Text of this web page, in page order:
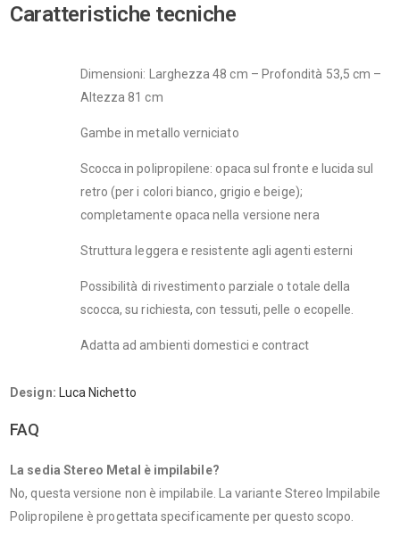
Caratteristiche tecniche
Dimensioni: Larghezza 48 cm – Profondità 53,5 cm –
Altezza 81 cm
Gambe in metallo verniciato
Scocca in polipropilene: opaca sul fronte e lucida sul
retro (per i colori bianco, grigio e beige);
completamente opaca nella versione nera
Struttura leggera e resistente agli agenti esterni
Possibilità di rivestimento parziale o totale della
scocca, su richiesta, con tessuti, pelle o ecopelle.
Adatta ad ambienti domestici e contract
Design: Luca Nichetto
FAQ
La sedia Stereo Metal è impilabile?
No, questa versione non è impilabile. La variante Stereo Impilabile
Polipropilene è progettata specificamente per questo scopo.